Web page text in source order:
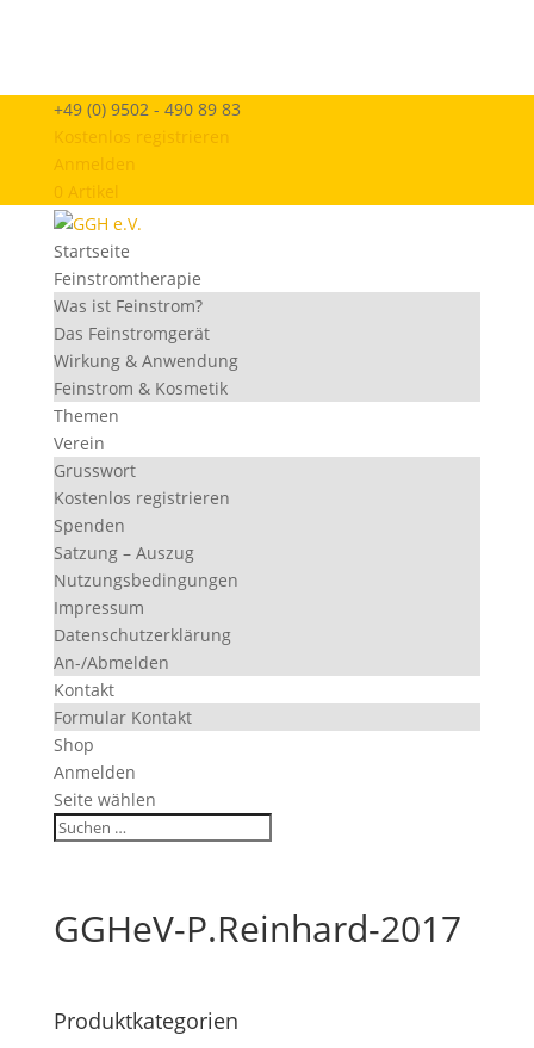
+49 (0) 9502 - 490 89 83
Kostenlos registrieren
Anmelden
0 Artikel
Startseite
Feinstromtherapie
Was ist Feinstrom?
Das Feinstromgerät
Wirkung & Anwendung
Feinstrom & Kosmetik
Themen
Verein
Grusswort
Kostenlos registrieren
Spenden
Satzung – Auszug
Nutzungsbedingungen
Impressum
Datenschutzerklärung
An-/Abmelden
Kontakt
Formular Kontakt
Shop
Anmelden
Seite wählen
GGHeV-P.Reinhard-2017
Produktkategorien